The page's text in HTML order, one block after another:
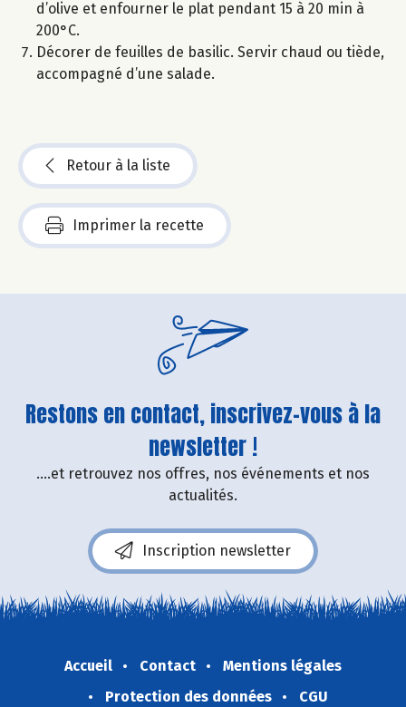
d’olive et enfourner le plat pendant 15 à 20 min à
200°C.
Décorer de feuilles de basilic. Servir chaud ou tiède,
accompagné d’une salade.
Retour à la liste
Imprimer la recette
Restons en contact, inscrivez-vous à la
newsletter !
....et retrouvez nos offres, nos événements et nos
actualités.
Inscription newsletter
Accueil Contact
Mentions légales
Protection des données
CGU